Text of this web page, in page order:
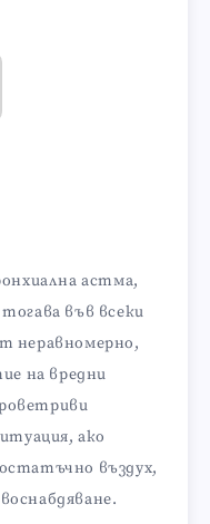
астма,
във всеки
неравномерно,
на вредни
ако
въздух,